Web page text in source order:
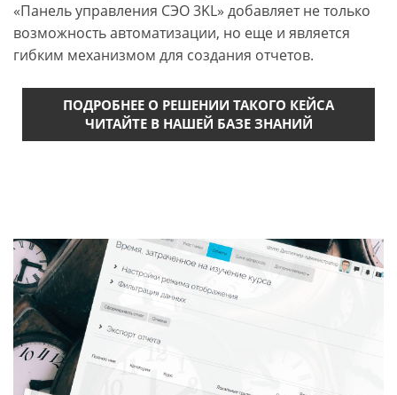
«Панель управления СЭО 3KL» добавляет не только
возможность автоматизации, но еще и является
гибким механизмом для создания отчетов.
ПОДРОБНЕЕ О РЕШЕНИИ ТАКОГО КЕЙСА
ЧИТАЙТЕ В НАШЕЙ БАЗЕ ЗНАНИЙ